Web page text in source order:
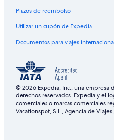
Plazos de reembolso
Utilizar un cupón de Expedia
Documentos para viajes
© 2026 Expedia, Inc., una empresa
derechos reservados. Expedia y el
comerciales o marcas comerciales
Vacationspot, S.L., Agencia de